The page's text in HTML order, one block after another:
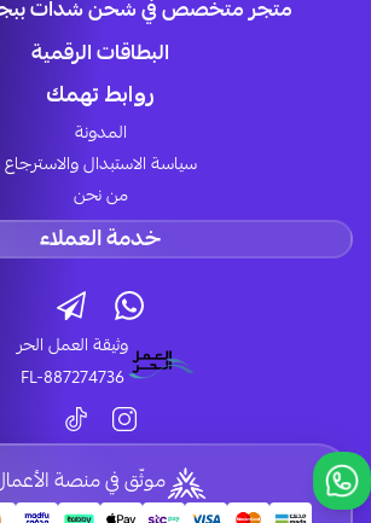
متجر متخصص في شحن شدات
البطاقات الرقمية
روابط تهمك
المدونة
سياسة الاستبدال والاسترجاع
من نحن
خدمة العملاء
وثيقة العمل الحر
FL-887274736
موثّق في منصة